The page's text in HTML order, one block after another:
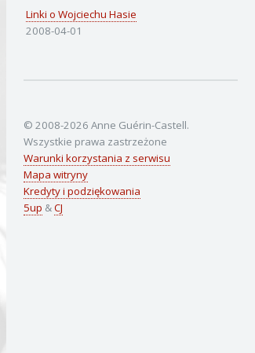
Linki o Wojciechu Hasie
2008-04-01
© 2008-2026 Anne Guérin-Castell.
Wszystkie prawa zastrzeżone
Warunki korzystania z serwisu
Mapa witryny
Kredyty i podziękowania
5up &CJ